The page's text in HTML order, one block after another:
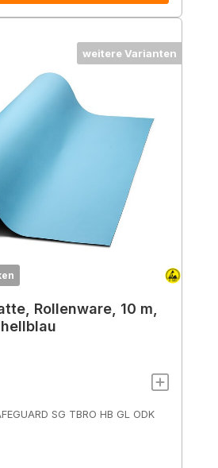
weitere Varianten
Rollenware, 10 m,
SG TBRO HB GL ODK